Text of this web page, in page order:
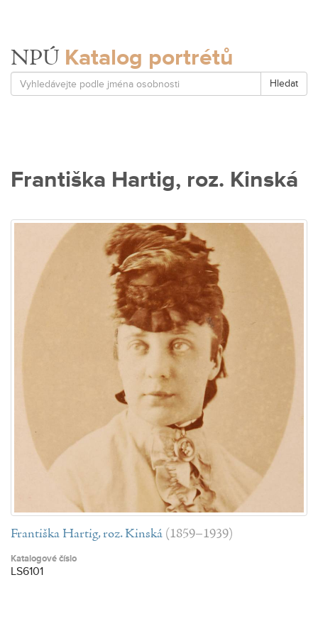
NPÚ Katalog portrétů
Hledat
Františka Hartig, roz. Kinská
Františka Hartig, roz. Kinská (1859–1939)
Katalogové číslo
LS6101